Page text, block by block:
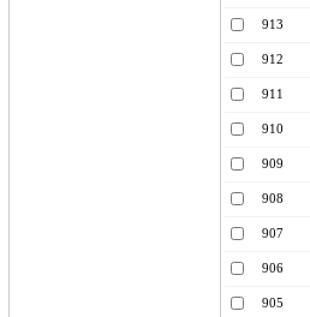
913
912
911
910
909
908
907
906
905